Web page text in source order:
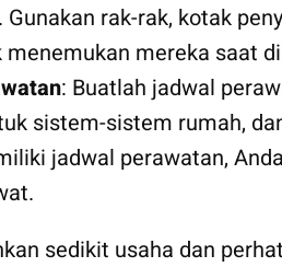
rak-rak, kotak
mereka saat
: Buatlah jadwal
sistem-sistem rumah,
jadwal perawatan,
sedikit usaha dan